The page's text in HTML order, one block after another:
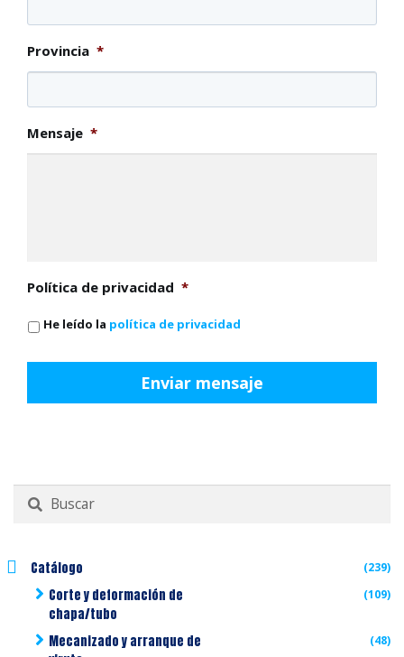
Provincia *
Mensaje *
Política de privacidad *
He leído la política de privacidad
Buscar
por:
Catálogo (239)
Corte y deformación de
chapa/tubo
(109)
Mecanizado y arranque de
(48)